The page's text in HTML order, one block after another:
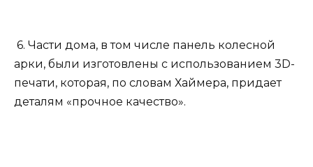
6. Части дома, в том числе панель колесной
арки, были изготовлены с использованием 3D-
печати, которая, по словам Хаймера, придает
деталям «прочное качество».